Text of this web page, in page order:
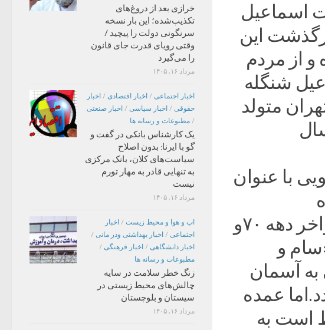
اسماعیل
این
و از مردم
شنگله
شنگله سال ۱۳۱۵در تهران متولد
در سال
با عنوان
فعالیت‌هایش در فیلم‌های سینمایی به اواخر دهه ۷۰و
«سام و
آسمان
عمده
است به
خرازی بعد از دروغ‌های
تکذیب‌شده؛ این بار نسخه
سرنگونی دولت را پیچید /
وقتی رویای قدرت جای قانون
را می‌گیرد
مرداد ۱۶, ۱۴۰۵
اخبار اجتماعی / اخبار اقتصادی / اخبار
حقوقی / اخبار سیاسی / اخبار صنعتی
/ مطبوعات و رسانه ها
یک کارشناس بانکی در گفت و
گو با ایرنا: بدون اصلاح
سیاست‌های کلان، بانک مرکزی
به تنهایی قادر به مهار تورم
نیست
مرداد ۱۶, ۱۴۰۵
اب و هوا و محیط زیست / اخبار
اجتماعی / اخبار بهداشتی ودر مانی /
اخبار دانشگاهی / اخبار فرهنگی /
مطبوعات و رسانه ها
زنگ خطر سلامت در سایه
چالش‌های محیط زیستی در
سیستان و بلوچستان
مرداد ۱۶, ۱۴۰۵